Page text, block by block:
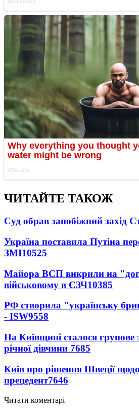
ЧИТАЙТЕ ТАКОЖ
Суд обрав запобіжний захід
Україна поставила Путіна
ЗМІ10525
Майора ВСП викрили на
військовому в СЗЧ10385
РФ створила "українську
- ISW9558
На Київщині сталося групове
річної дівчини 7685
Київ про рішення Швеції
прецедент7646
Читати коментарі